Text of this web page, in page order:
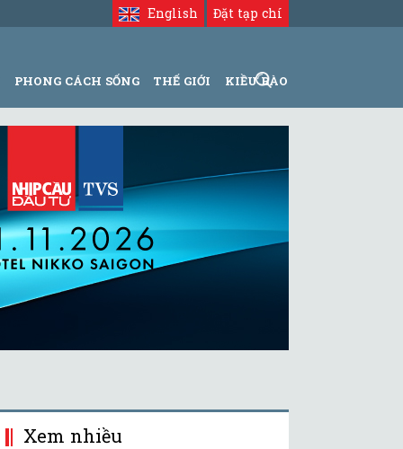
Đặt tạp chí
English
PHONG CÁCH SỐNG THẾ GIỚI KIỀU BÀO
Xem nhiều